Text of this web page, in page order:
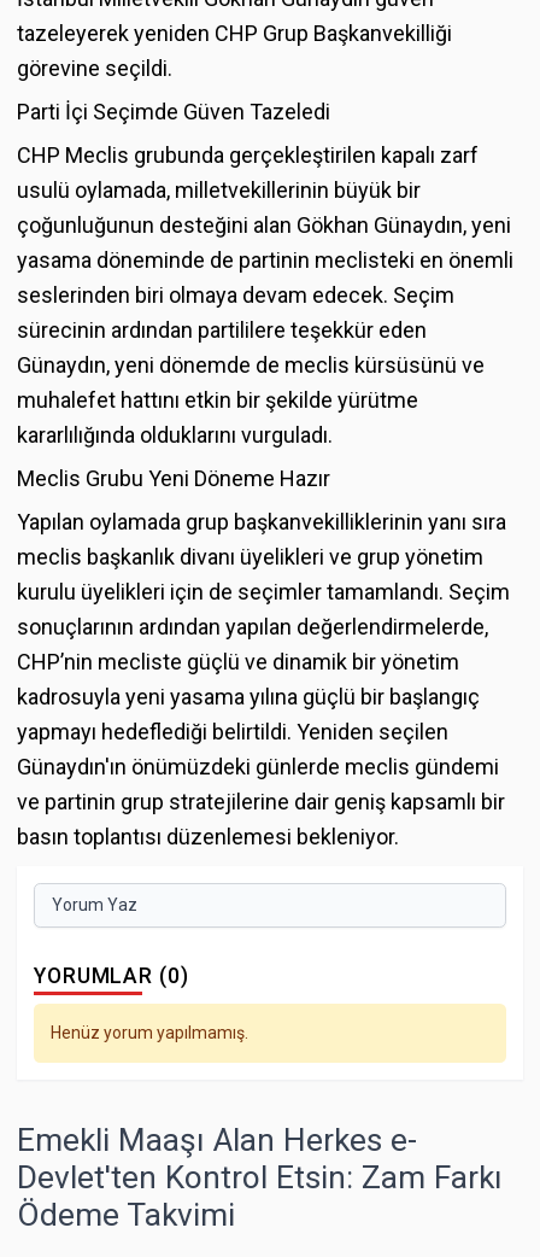
tazeleyerek yeniden CHP Grup Başkanvekilliği
görevine seçildi.
Parti İçi Seçimde Güven Tazeledi
CHP Meclis grubunda gerçekleştirilen kapalı zarf
usulü oylamada, milletvekillerinin büyük bir
çoğunluğunun desteğini alan Gökhan Günaydın, yeni
yasama döneminde de partinin meclisteki en önemli
seslerinden biri olmaya devam edecek. Seçim
sürecinin ardından partililere teşekkür eden
Günaydın, yeni dönemde de meclis kürsüsünü ve
muhalefet hattını etkin bir şekilde yürütme
kararlılığında olduklarını vurguladı.
Meclis Grubu Yeni Döneme Hazır
Yapılan oylamada grup başkanvekilliklerinin yanı sıra
meclis başkanlık divanı üyelikleri ve grup yönetim
kurulu üyelikleri için de seçimler tamamlandı. Seçim
sonuçlarının ardından yapılan değerlendirmelerde,
CHP’nin mecliste güçlü ve dinamik bir yönetim
kadrosuyla yeni yasama yılına güçlü bir başlangıç
yapmayı hedeflediği belirtildi. Yeniden seçilen
Günaydın'ın önümüzdeki günlerde meclis gündemi
ve partinin grup stratejilerine dair geniş kapsamlı bir
basın toplantısı düzenlemesi bekleniyor.
Yorum Yaz
YORUMLAR (0)
Henüz yorum yapılmamış.
Emekli Maaşı Alan Herkes e-
Devlet'ten Kontrol Etsin: Zam Farkı
Ödeme Takvimi